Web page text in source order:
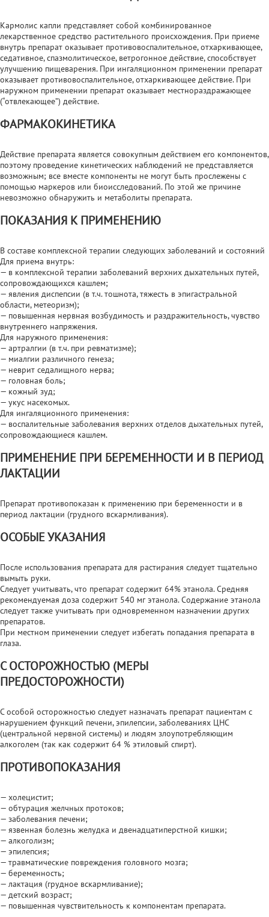
Кармолис капли представляет собой комбинированное
лекарственное средство растительного происхождения. При приеме
внутрь препарат оказывает противовоспалительное, отхаркивающее,
седативное, спазмолитическое, ветрогонное действие, способствует
улучшению пищеварения. При ингаляционном применении препарат
оказывает противовоспалительное, отхаркивающее действие. При
наружном применении препарат оказывает местнораздражающее
(“отвлекающее”) действие.
ФАРМАКОКИНЕТИКА
Действие препарата является совокупным действием его компонентов,
поэтому проведение кинетических наблюдений не представляется
возможным; все вместе компоненты не могут быть прослежены с
помощью маркеров или биоисследований. По этой же причине
невозможно обнаружить и метаболиты препарата.
ПОКАЗАНИЯ К ПРИМЕНЕНИЮ
В составе комплексной терапии следующих заболеваний и состояний
Для приема внутрь:
— в комплексной терапии заболеваний верхних дыхательных путей,
сопровождающихся кашлем;
— явления диспепсии (в т.ч. тошнота, тяжесть в эпигастральной
области, метеоризм);
— повышенная нервная возбудимость и раздражительность, чувство
внутреннего напряжения.
Для наружного применения:
— артралгии (в т.ч. при ревматизме);
— миалгии различного генеза;
— неврит седалищного нерва;
— головная боль;
— кожный зуд;
— укус насекомых.
Для ингаляционного применения:
— воспалительные заболевания верхних отделов дыхательных путей,
сопровождающиеся кашлем.
ПРИМЕНЕНИЕ ПРИ БЕРЕМЕННОСТИ И В ПЕРИОД
ЛАКТАЦИИ
Препарат противопоказан к применению при беременности и в
период лактации (грудного вскармливания).
ОСОБЫЕ УКАЗАНИЯ
После использования препарата для растирания следует тщательно
вымыть руки.
Следует учитывать, что препарат содержит 64% этанола. Средняя
рекомендуемая доза содержит 540 мг этанола. Содержание этанола
следует также учитывать при одновременном назначении других
препаратов.
При местном применении следует избегать попадания препарата в
глаза.
С ОСТОРОЖНОСТЬЮ (МЕРЫ
ПРЕДОСТОРОЖНОСТИ)
С особой осторожностью следует назначать препарат пациентам с
нарушением функций печени, эпилепсии, заболеваниях ЦНС
(центральной нервной системы) и людям злоупотребляющим
алкоголем (так как содержит 64 % этиловый спирт).
ПРОТИВОПОКАЗАНИЯ
— холецистит;
— обтурация желчных протоков;
— заболевания печени;
— язвенная болезнь желудка и двенадцатиперстной кишки;
— алкоголизм;
— эпилепсия;
— травматические повреждения головного мозга;
— беременность;
— лактация (грудное вскармливание);
— детский возраст;
— повышенная чувствительность к компонентам препарата.